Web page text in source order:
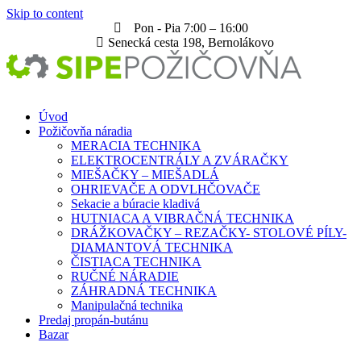
Skip to content
Pon - Pia 7:00 – 16:00
Senecká cesta 198, Bernolákovo
Úvod
Požičovňa náradia
MERACIA TECHNIKA
ELEKTROCENTRÁLY A ZVÁRAČKY
MIEŠAČKY – MIEŠADLÁ
OHRIEVAČE A ODVLHČOVAČE
Sekacie a búracie kladivá
HUTNIACA A VIBRAČNÁ TECHNIKA
DRÁŽKOVAČKY – REZAČKY- STOLOVÉ PÍLY-
DIAMANTOVÁ TECHNIKA
ČISTIACA TECHNIKA
RUČNÉ NÁRADIE
ZÁHRADNÁ TECHNIKA
Manipulačná technika
Predaj propán-butánu
Bazar